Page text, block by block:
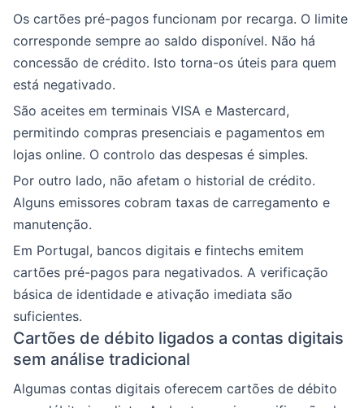
Os cartões pré-pagos funcionam por recarga. O limite
corresponde sempre ao saldo disponível. Não há
concessão de crédito. Isto torna-os úteis para quem
está negativado.
São aceites em terminais VISA e Mastercard,
permitindo compras presenciais e pagamentos em
lojas online. O controlo das despesas é simples.
Por outro lado, não afetam o historial de crédito.
Alguns emissores cobram taxas de carregamento e
manutenção.
Em Portugal, bancos digitais e fintechs emitem
cartões pré-pagos para negativados. A verificação
básica de identidade e ativação imediata são
suficientes.
Cartões de débito ligados a contas digitais
sem análise tradicional
Algumas contas digitais oferecem cartões de débito